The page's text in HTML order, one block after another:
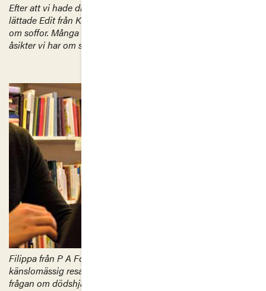
Efter att vi hade diskuterat hur förödande mobbning kan vara
lättade Edit från Katedralskolan upp stämningen med ett tal
om soffor. Många av oss blev förvånade över hur starka
åsikter vi har om soffor.
Filippa från P A Fogelströms gymnasium tog oss på en
känslomässig resa vilken ledde till nya tankar i den svåra
frågan om dödshjälp.